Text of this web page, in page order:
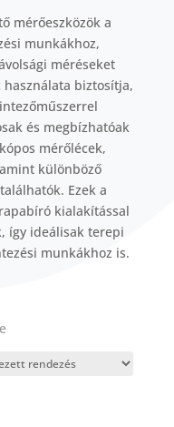
mérőeszközök a
munkákhoz,
méréseket
használata biztosítja,
és megbízhatóak
mérőlécek,
különböző
Ezek a
kialakítással
így ideálisak terepi
munkákhoz is.